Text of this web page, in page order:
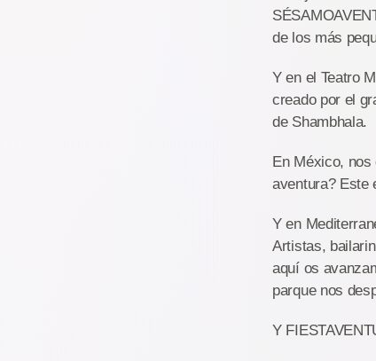
de los más
Y en el Teatro
creado por el
de Shambhala.
En México,
aventura? Este
Y en
Artistas,
aquí os
parque nos
Y